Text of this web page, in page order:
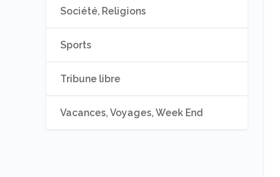
Société, Religions
Sports
Tribune libre
Vacances, Voyages, Week End